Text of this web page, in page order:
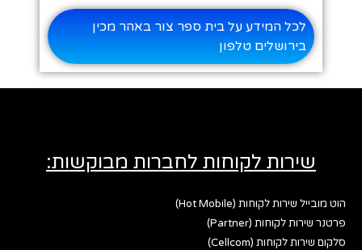
לכל המידע על בית ספר צור באהר מכין
בירושלים טלפון
שירות לקוחות לחברות מבוקשות:
הוט מובייל שירות לקוחות (Hot Mobile)
פרטנר שירות לקוחות (Partner)
סלקום שירות לקוחות (Cellcom)